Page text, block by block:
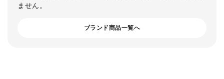
ません。
ブランド商品一覧へ